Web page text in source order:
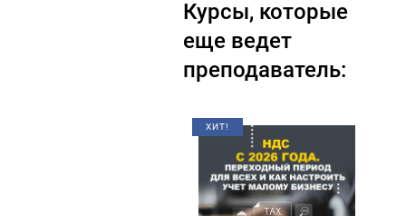
Курсы, которые
еще ведет
преподаватель:
ХИТ!